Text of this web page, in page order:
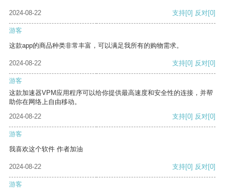
2024-08-22 支持[0] 反对[0]
游客
这款app的商品种类非常丰富，可以满足我所有的购物需求。
2024-08-22 支持[0] 反对[0]
游客
这款加速器VPM应用程序可以给你提供最高速度和安全性的连接，并帮
助你在网络上自由移动。
2024-08-22
支持[0] 反对[0]
游客
我喜欢这个软件 作者加油
2024-08-22 支持[0] 反对[0]
游客